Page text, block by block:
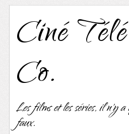
Ciné
Co.
Les films et les séries, il n'y
faux.